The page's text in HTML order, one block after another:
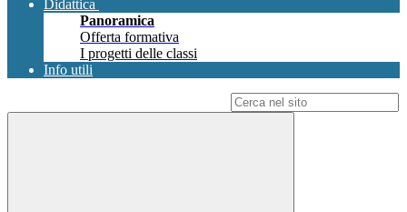
Didattica
Panoramica
Offerta formativa
I progetti delle classi
Info utili